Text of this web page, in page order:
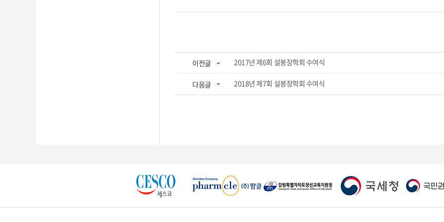
이전글 2017년 제6회 설봉장학회 수여식
다음글 2018년 제7회 설봉장학회 수여식